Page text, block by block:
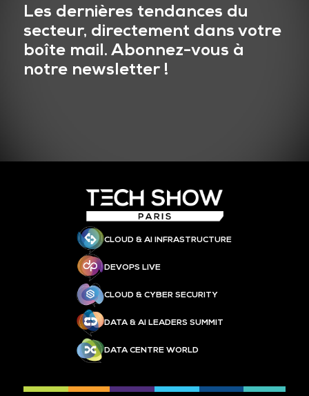
Les dernières tendances du
secteur, directement dans votre
boîte mail. Abonnez-vous à
notre newsletter !
CLOUD & AI INFRASTRUCTURE
DEVOPS LIVE
CLOUD & CYBER SECURITY
DATA & AI LEADERS SUMMIT
DATA CENTRE WORLD